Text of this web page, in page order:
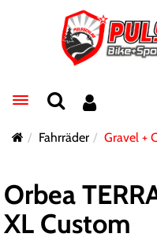
Toggle navigation
Fahrräder Gravel +
Orbea
XL Custom